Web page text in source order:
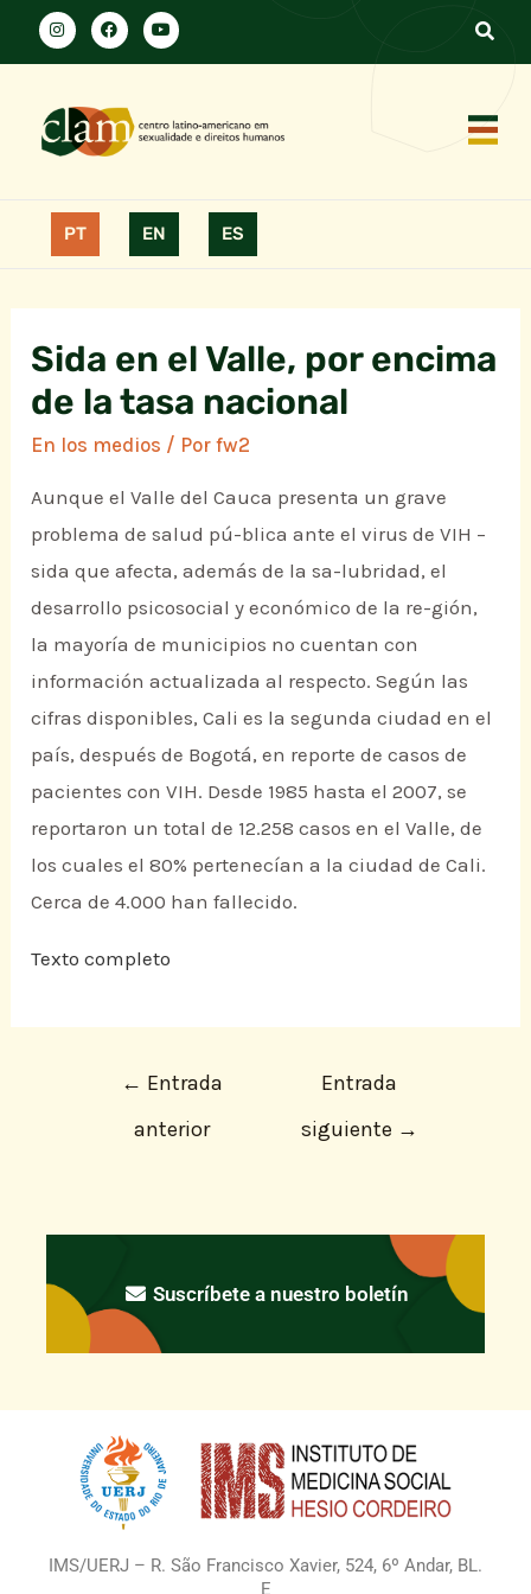
PT EN ES
Sida en el Valle, por encima
de la tasa nacional
En los medios / Porfw2
Aunque el Valle del Cauca presenta un grave
problema de salud pú-blica ante el virus de VIH –
sida que afecta, además de la sa-lubridad, el
desarrollo psicosocial y económico de la re-gión,
la mayoría de municipios no cuentan con
información actualizada al respecto. Según las
cifras disponibles, Cali es la segunda ciudad en el
país, después de Bogotá, en reporte de casos de
pacientes con VIH. Desde 1985 hasta el 2007, se
reportaron un total de 12.258 casos en el Valle, de
los cuales el 80% pertenecían a la ciudad de Cali.
Cerca de 4.000 han fallecido.
Texto completo
← Entrada
anterior
Entrada
siguiente →
Suscríbete a nuestro boletín
IMS/UERJ – R. São Francisco Xavier, 524, 6º Andar, BL.
E